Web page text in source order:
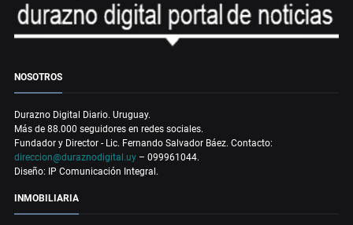
NOSOTROS
Durazno Digital Diario. Uruguay.
Más de 88.000 seguidores en redes sociales.
Fundador y Director - Lic. Fernando Salvador Báez. Contacto:
direccion@duraznodigital.uy – 099961044.
Diseño: IP Comunicación Integral.
INMOBILIARIA